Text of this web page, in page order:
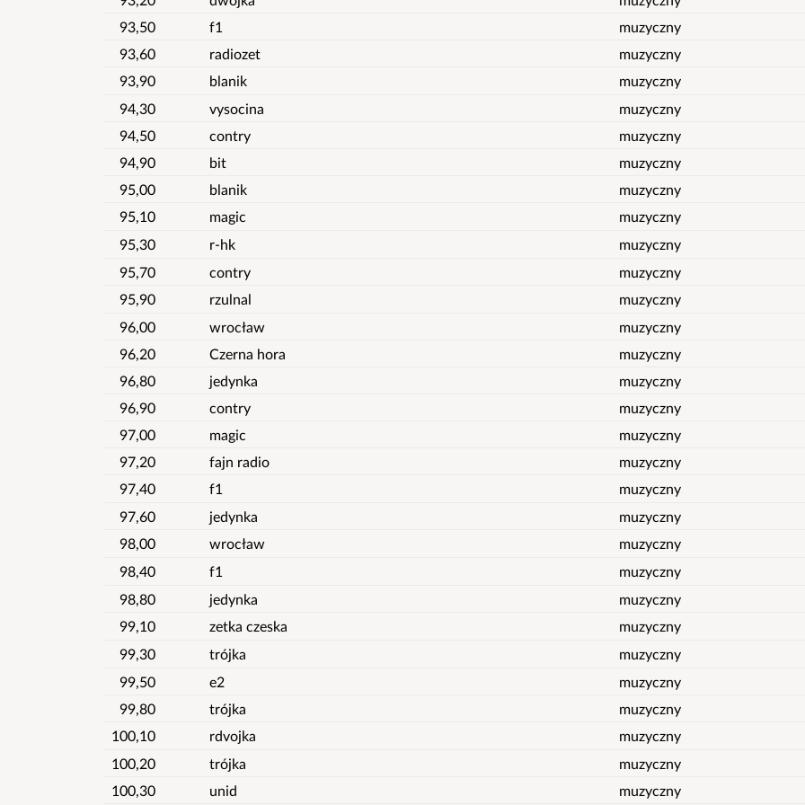
93,50
f1
muzyczny
93,60
radiozet
muzyczny
93,90
blanik
muzyczny
94,30
vysocina
muzyczny
94,50
contry
muzyczny
94,90
bit
muzyczny
95,00
blanik
muzyczny
95,10
magic
muzyczny
95,30
r-hk
muzyczny
95,70
contry
muzyczny
95,90
rzulnal
muzyczny
96,00
wrocław
muzyczny
96,20
Czerna hora
muzyczny
96,80
jedynka
muzyczny
96,90
contry
muzyczny
97,00
magic
muzyczny
97,20
fajn radio
muzyczny
97,40
f1
muzyczny
97,60
jedynka
muzyczny
98,00
wrocław
muzyczny
98,40
f1
muzyczny
98,80
jedynka
muzyczny
99,10
zetka czeska
muzyczny
99,30
trójka
muzyczny
99,50
e2
muzyczny
99,80
trójka
muzyczny
100,10
rdvojka
muzyczny
100,20
trójka
muzyczny
100,30
unid muzyczny